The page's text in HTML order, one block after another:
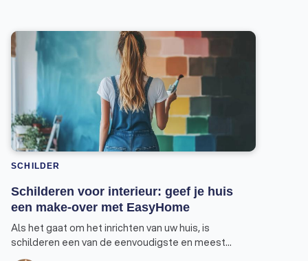
SCHILDER
Schilderen voor interieur: geef je huis
een make-over met EasyHome
Als het gaat om het inrichten van uw huis, is
schilderen een van de eenvoudigste en meest
effectieve manieren om een totaal nieuwe